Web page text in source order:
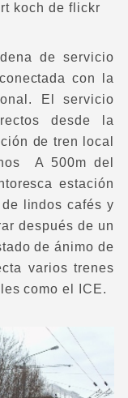
koch de flickr
de servicio
con la
El servicio
desde la
de tren local
A 500m del
estación
lindos cafés y
después de un
de ánimo de
varios trenes
como el ICE.